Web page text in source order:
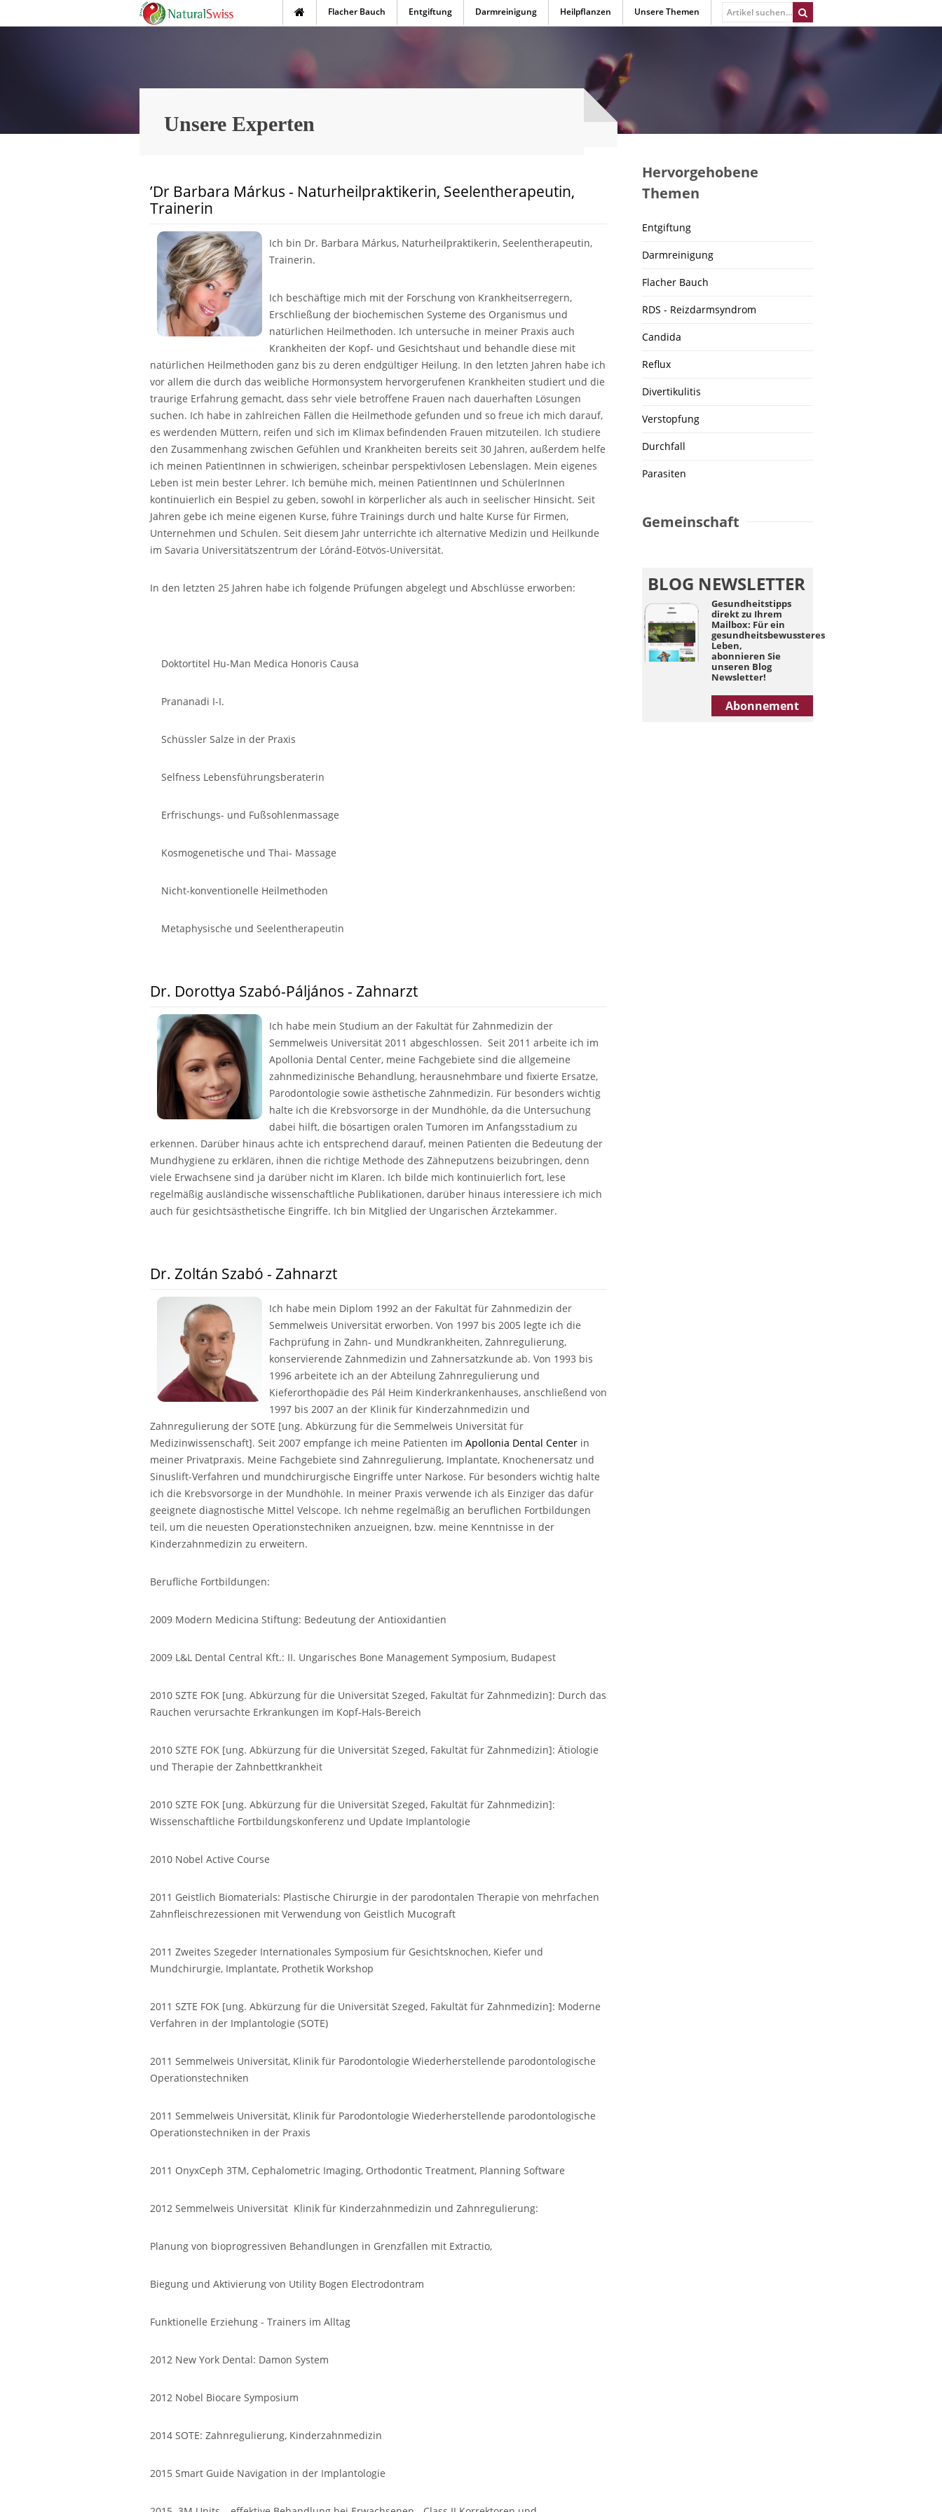
Flacher Bauch Entgiftung Darmreinigung Heilpflanzen Unsere Themen
Unsere Experten
’Dr Barbara Márkus - Naturheilpraktikerin, Seelentherapeutin,
Trainerin
Ich bin Dr. Barbara Márkus, Naturheilpraktikerin, Seelentherapeutin,
Trainerin.
Ich beschäftige mich mit der Forschung von Krankheitserregern,
Erschließung der biochemischen Systeme des Organismus und
natürlichen Heilmethoden. Ich untersuche in meiner Praxis auch
Krankheiten der Kopf- und Gesichtshaut und behandle diese mit
natürlichen Heilmethoden ganz bis zu deren endgültiger Heilung. In den letzten Jahren habe ich
vor allem die durch das weibliche Hormonsystem hervorgerufenen Krankheiten studiert und die
traurige Erfahrung gemacht, dass sehr viele betroffene Frauen nach dauerhaften Lösungen
suchen. Ich habe in zahlreichen Fällen die Heilmethode gefunden und so freue ich mich darauf,
es werdenden Müttern, reifen und sich im Klimax befindenden Frauen mitzuteilen. Ich studiere
den Zusammenhang zwischen Gefühlen und Krankheiten bereits seit 30 Jahren, außerdem helfe
ich meinen PatientInnen in schwierigen, scheinbar perspektivlosen Lebenslagen. Mein eigenes
Leben ist mein bester Lehrer. Ich bemühe mich, meinen PatientInnen und SchülerInnen
kontinuierlich ein Bespiel zu geben, sowohl in körperlicher als auch in seelischer Hinsicht. Seit
Jahren gebe ich meine eigenen Kurse, führe Trainings durch und halte Kurse für Firmen,
Unternehmen und Schulen. Seit diesem Jahr unterrichte ich alternative Medizin und Heilkunde
im Savaria Universitätszentrum der Lóránd-Eötvös-Universität.
In den letzten 25 Jahren habe ich folgende Prüfungen abgelegt und Abschlüsse erworben:
Doktortitel Hu-Man Medica Honoris Causa
Prananadi I-I.
Schüssler Salze in der Praxis
Selfness Lebensführungsberaterin
Erfrischungs- und Fußsohlenmassage
Kosmogenetische und Thai- Massage
Nicht-konventionelle Heilmethoden
Metaphysische und Seelentherapeutin
Dr. Dorottya Szabó-Páljános - Zahnarzt
Ich habe mein Studium an der Fakultät für Zahnmedizin der
Semmelweis Universität 2011 abgeschlossen. Seit 2011 arbeite ich im
Apollonia Dental Center, meine Fachgebiete sind die allgemeine
zahnmedizinische Behandlung, herausnehmbare und fixierte Ersatze,
Parodontologie sowie ästhetische Zahnmedizin. Für besonders wichtig
halte ich die Krebsvorsorge in der Mundhöhle, da die Untersuchung
dabei hilft, die bösartigen oralen Tumoren im Anfangsstadium zu
erkennen. Darüber hinaus achte ich entsprechend darauf, meinen Patienten die Bedeutung der
Mundhygiene zu erklären, ihnen die richtige Methode des Zähneputzens beizubringen, denn
viele Erwachsene sind ja darüber nicht im Klaren. Ich bilde mich kontinuierlich fort, lese
regelmäßig ausländische wissenschaftliche Publikationen, darüber hinaus interessiere ich mich
auch für gesichtsästhetische Eingriffe. Ich bin Mitglied der Ungarischen Ärztekammer.
Dr. Zoltán Szabó - Zahnarzt
Ich habe mein Diplom 1992 an der Fakultät für Zahnmedizin der
Semmelweis Universität erworben. Von 1997 bis 2005 legte ich die
Fachprüfung in Zahn- und Mundkrankheiten, Zahnregulierung,
konservierende Zahnmedizin und Zahnersatzkunde ab. Von 1993 bis
1996 arbeitete ich an der Abteilung Zahnregulierung und
Kieferorthopädie des Pál Heim Kinderkrankenhauses, anschließend von
1997 bis 2007 an der Klinik für Kinderzahnmedizin und
Zahnregulierung der SOTE [ung. Abkürzung für die Semmelweis Universität für
Medizinwissenschaft]. Seit 2007 empfange ich meine Patienten im Apollonia Dental Center in
meiner Privatpraxis. Meine Fachgebiete sind Zahnregulierung, Implantate, Knochenersatz und
Sinuslift-Verfahren und mundchirurgische Eingriffe unter Narkose. Für besonders wichtig halte
ich die Krebsvorsorge in der Mundhöhle. In meiner Praxis verwende ich als Einziger das dafür
geeignete diagnostische Mittel Velscope. Ich nehme regelmäßig an beruflichen Fortbildungen
teil, um die neuesten Operationstechniken anzueignen, bzw. meine Kenntnisse in der
Kinderzahnmedizin zu erweitern.
Berufliche Fortbildungen:
2009 Modern Medicina Stiftung: Bedeutung der Antioxidantien
2009 L&L Dental Central Kft.: II. Ungarisches Bone Management Symposium, Budapest
2010 SZTE FOK [ung. Abkürzung für die Universität Szeged, Fakultät für Zahnmedizin]: Durch das
Rauchen verursachte Erkrankungen im Kopf-Hals-Bereich
2010 SZTE FOK [ung. Abkürzung für die Universität Szeged, Fakultät für Zahnmedizin]: Ätiologie
und Therapie der Zahnbettkrankheit
2010 SZTE FOK [ung. Abkürzung für die Universität Szeged, Fakultät für Zahnmedizin]:
Wissenschaftliche Fortbildungskonferenz und Update Implantologie
2010 Nobel Active Course
2011 Geistlich Biomaterials: Plastische Chirurgie in der parodontalen Therapie von mehrfachen
Zahnfleischrezessionen mit Verwendung von Geistlich Mucograft
2011 Zweites Szegeder Internationales Symposium für Gesichtsknochen, Kiefer und
Mundchirurgie, Implantate, Prothetik Workshop
2011 SZTE FOK [ung. Abkürzung für die Universität Szeged, Fakultät für Zahnmedizin]: Moderne
Verfahren in der Implantologie (SOTE)
2011 Semmelweis Universität, Klinik für Parodontologie Wiederherstellende parodontologische
Operationstechniken
2011 Semmelweis Universität, Klinik für Parodontologie Wiederherstellende parodontologische
Operationstechniken in der Praxis
2011 OnyxCeph 3TM, Cephalometric Imaging, Orthodontic Treatment, Planning Software
2012 Semmelweis Universität Klinik für Kinderzahnmedizin und Zahnregulierung:
Planung von bioprogressiven Behandlungen in Grenzfällen mit Extractio,
Biegung und Aktivierung von Utility Bogen Electrodontram
Funktionelle Erziehung - Trainers im Alltag
2012 New York Dental: Damon System
2012 Nobel Biocare Symposium
2014 SOTE: Zahnregulierung, Kinderzahnmedizin
2015 Smart Guide Navigation in der Implantologie
Hervorgehobene
Themen
Entgiftung
Darmreinigung
Flacher Bauch
RDS - Reizdarmsyndrom
Candida
Reflux
Divertikulitis
Verstopfung
Durchfall
Parasiten
Gemeinschaft
BLOG NEWSLETTER
Gesundheitstipps
direkt zu Ihrem
Mailbox: Für ein
gesundheitsbewussteres
Leben,
abonnieren Sie
unseren Blog
Newsletter!
Abonnement